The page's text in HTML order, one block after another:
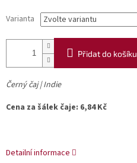
Varianta
Přidat do košíku
Černý čaj | Indie
Cena za šálek čaje: 6,84 Kč
Detailní informace